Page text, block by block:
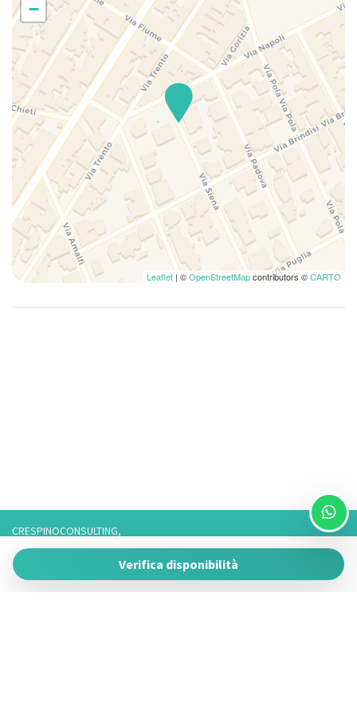
In città
Internet wireless
Lavastoviglie
Lavatrice
Lavatrice/Asciugatrice
Letti matrimoniali
Letto matrimoniale
Musei
Parcheggio gratuito
Parcheggio in strada
Piatti e ciotole
Rilevatore di monossido di carbonio
Riscaldamento / Condizionatore autonomo
Sala da pranzo
−
Leaflet | ©OpenStreetMapcontributors ©CARTO
Verifica disponibilità
CRESPINOCONSULTING,
Via Franco 3,
73057 Taviano
P.IVA 05266050755